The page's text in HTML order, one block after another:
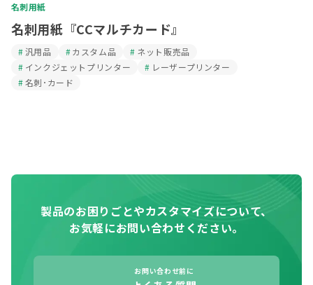
名刺用紙
名刺用紙『CCマルチカード』
汎用品 カスタム品
ネット販売品
インクジェットプリンター
レーザープリンター
名刺･カード
製品のお困りごとやカスタマイズについて、
お気軽にお問い合わせください。
お問い合わせ前に